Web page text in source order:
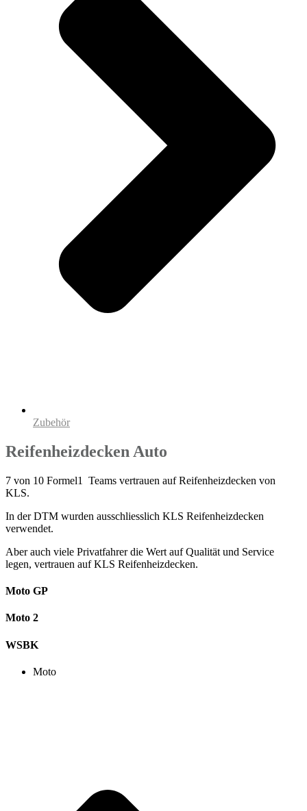
Zubehör
Reifenheizdecken Auto
7 von 10 Formel1 Teams vertrauen auf Reifenheizdecken von
KLS.
In der DTM wurden ausschliesslich KLS Reifenheizdecken
verwendet.
Aber auch viele Privatfahrer die Wert auf Qualität und Service
legen, vertrauen auf KLS Reifenheizdecken.
Moto GP
Moto 2
WSBK
Moto